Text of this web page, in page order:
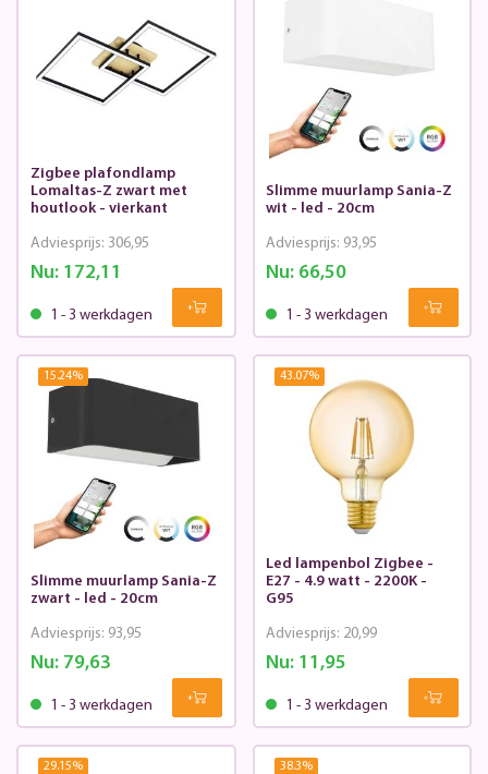
Zigbee plafondlamp
Lomaltas-Z zwart met
houtlook - vierkant
Nu:172,11
Adviesprijs: 306,95
1 - 3 werkdagen
Slimme muurlamp Sania-Z
wit - led - 20cm
Nu: 66,50
Adviesprijs: 93,95
1 - 3 werkdagen
15.24%
Slimme muurlamp Sania-Z
zwart - led - 20cm
Nu:79,63
Adviesprijs: 93,95
1 - 3 werkdagen
43.07%
Led lampenbol Zigbee -
E27 - 4.9 watt - 2200K -
G95
Nu: 11,95
Adviesprijs: 20,99
1 - 3 werkdagen
29.15% 38.3%